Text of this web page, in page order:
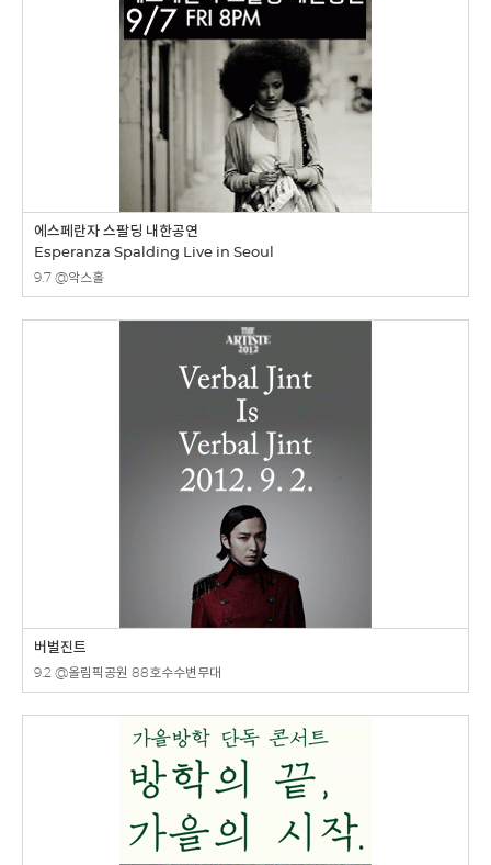
에스페란자 스팔딩 내한공연
Esperanza Spalding Live in Seoul
9.7 @악스홀
버벌진트
9.2 @올림픽공원 88호수수변무대